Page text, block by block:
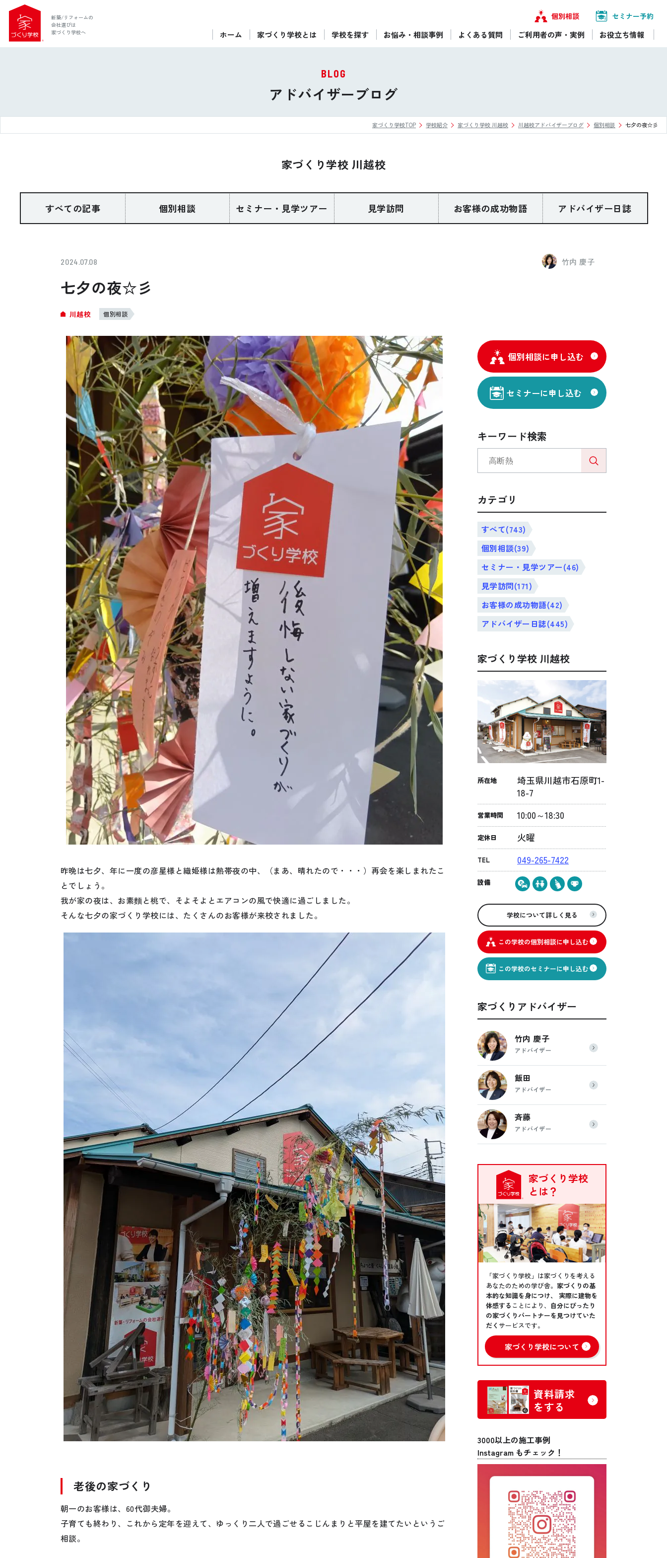
新築/リフォームの
会社選びは
家づくり学校へ
個別相談 セミナー予約
ホーム 家づくり学校とは 学校を探す お悩み・相談事例 よくある質問 ご利用者の声・実例 お役立ち情報
ぴったりの住宅会社をご提案
後悔しない家づくりをレクチャー
セミナーをみる
ご利用は無料！全国20校
お近くの学校を探す
家づくり学校とは
よくある質問
ご利用者の声・実例
お役立ち情報
公式SNSをチェック
YOUTUBE Instagram
プライバシーポリシー
BLOG
アドバイザーブログ
家づくり学校TOP 学校紹介 家づくり学校 川越校 川越校アドバイザーブログ 個別相談 七夕の夜☆彡
家づくり学校 川越校
すべての記事 個別相談 セミナー・見学ツアー 見学訪問 お客様の成功物語 アドバイザー日誌
2024.07.08 竹内 慶子
七夕の夜☆彡
川越校 個別相談
昨晩は七夕、年に一度の彦星様と織姫様は熱帯夜の中、（まあ、晴れたので・・・）再会を楽しまれたこ
とでしょう。
我が家の夜は、お素麵と桃で、そよそよとエアコンの風で快適に過ごしました。
そんな七夕の家づくり学校には、たくさんのお客様が来校されました。
老後の家づくり
朝一のお客様は、60代御夫婦。
子育ても終わり、これから定年を迎えて、ゆっくり二人で過ごせるこじんまりと平屋を建てたいというご
相談。
個別相談に申し込む
セミナーに申し込む
キーワード検索
カテゴリ
すべて(743)
個別相談(39)
セミナー・見学ツアー(46)
見学訪問(171)
お客様の成功物語(42)
アドバイザー日誌(445)
家づくり学校 川越校
所在地
埼玉県川越市石原町1-
18-7
営業時間 10:00～18:30
定休日 火曜
TEL 049-265-7422
設備
学校について詳しく見る
この学校の個別相談に申し込む
この学校のセミナーに申し込む
家づくりアドバイザー
竹内 慶子
アドバイザー
飯田
アドバイザー
斉藤
アドバイザー
家づくり学校
とは？
「家づくり学校」は家づくりを考える
あなたのための学び舎。 家づくりの基
本的な知識を身につけ、 実際に建物を
体感する ことにより、
自分にぴったり
の家づくりパートナーを見つけていた
だく サービスです。
家づくり学校について
資料請求
をする
3000以上の施工事例
Instagram もチェック！